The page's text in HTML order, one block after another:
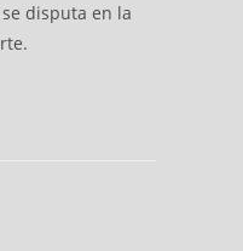
disputa en la